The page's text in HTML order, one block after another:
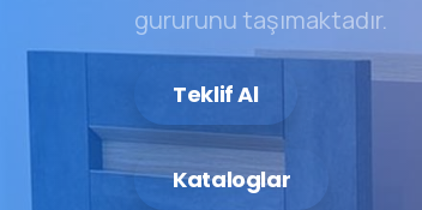
gururunu taşımaktadır.
Teklif Al
Kataloglar